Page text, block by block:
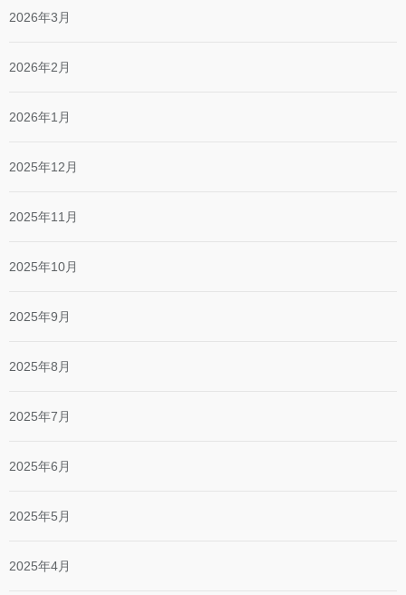
2026年3月
2026年2月
2026年1月
2025年12月
2025年11月
2025年10月
2025年9月
2025年8月
2025年7月
2025年6月
2025年5月
2025年4月